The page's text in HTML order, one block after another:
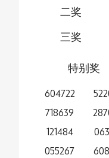
二奖
三奖
特别奖
604722
718639
121484
055267